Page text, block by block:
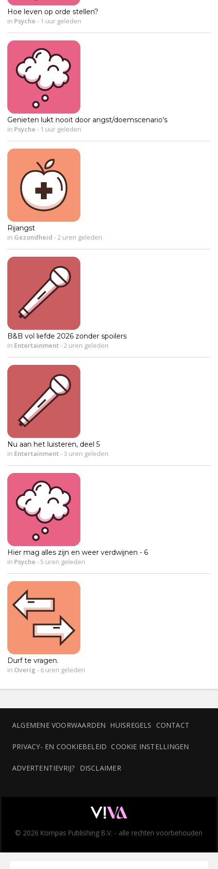
Hoe leven op orde stellen?
in Psyche - 1 uur geleden
Genieten lukt nooit door angst/doemscenario's
in Psyche - 1 uur geleden
Rijangst
in Gezondheid - 2 uren geleden
B&B vol liefde 2026 zonder spoilers
in Entertainment- 2 uren geleden
Nu aan het luisteren, deel 5
in Entertainment- 3 uren geleden
Hier mag alles zijn en weer verdwijnen - 6
in Psyche -5 uren geleden
Durf te vragen.
in Overig - 6 uren geleden
ALGEMENE VOORWAARDEN HUISREGELS CONTACT
PRIVACY- EN COOKIEBELEID COOKIE INSTELLINGEN
ADVERTENTIEVRIJ? DISCLAIMER
© 2026 Kompas Publishing B.V. - alle rechten voorbehouden